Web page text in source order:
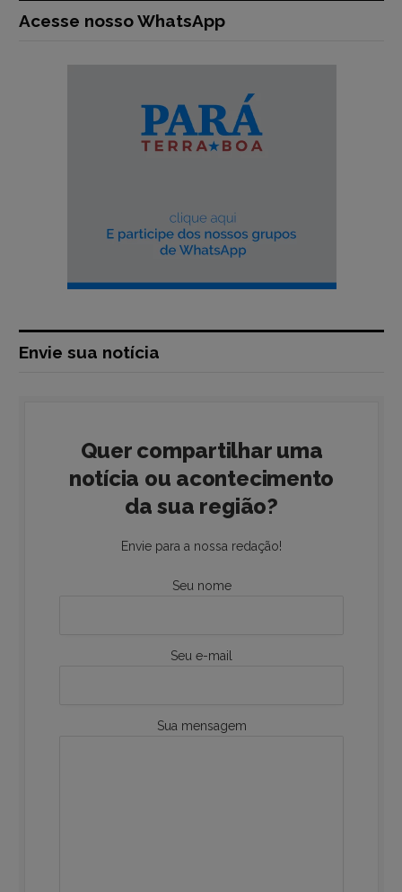
Acesse nosso WhatsApp
Envie sua notícia
Quer compartilhar uma
notícia ou acontecimento
da sua região?
Envie para a nossa redação!
Seu nome
Seu e-mail
Sua mensagem